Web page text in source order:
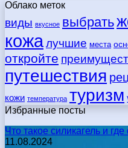
Облако меток
виды вкусное выбрать
кожалучшие места
откройте
путешествия
кожи температура туризм
Избранные посты
Что такое силикагель и
11.08.2024